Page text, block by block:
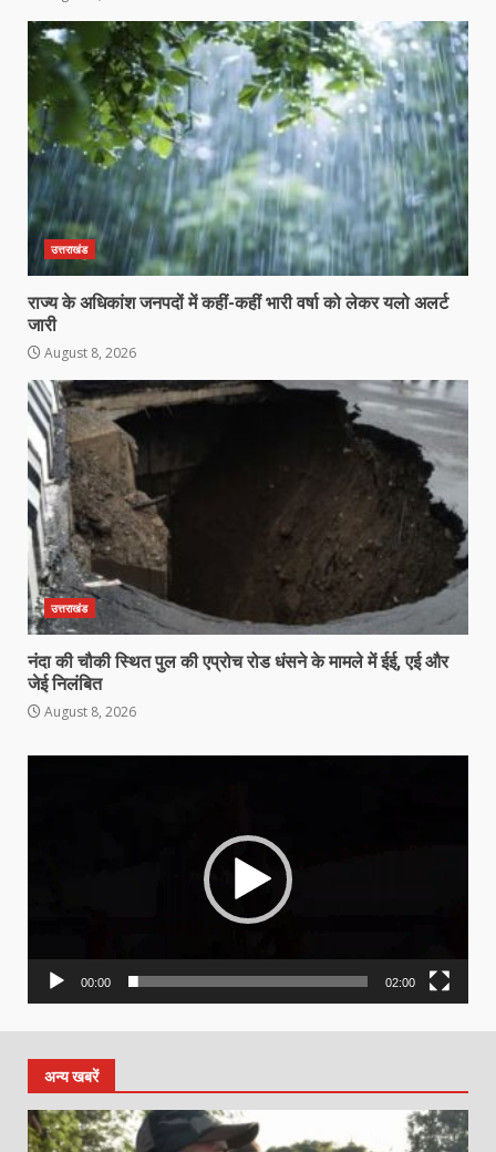
उत्तराखंड
राज्य के अधिकांश जनपदों में कहीं-कहीं भारी वर्षा को लेकर यलो अलर्ट
जारी
August 8, 2026
उत्तराखंड
नंदा की चौकी स्थित पुल की एप्रोच रोड धंसने के मामले में ईई, एई और
जेई निलंबित
August 8, 2026
00:00 02:00
अन्य खबरें